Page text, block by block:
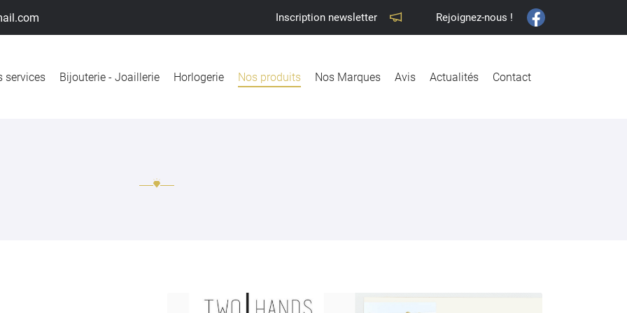
Inscription newsletter Rejoignez-nous !
services Bijouterie - Joaillerie Horlogerie Nos produits Nos Marques Avis Actualités Contact
à